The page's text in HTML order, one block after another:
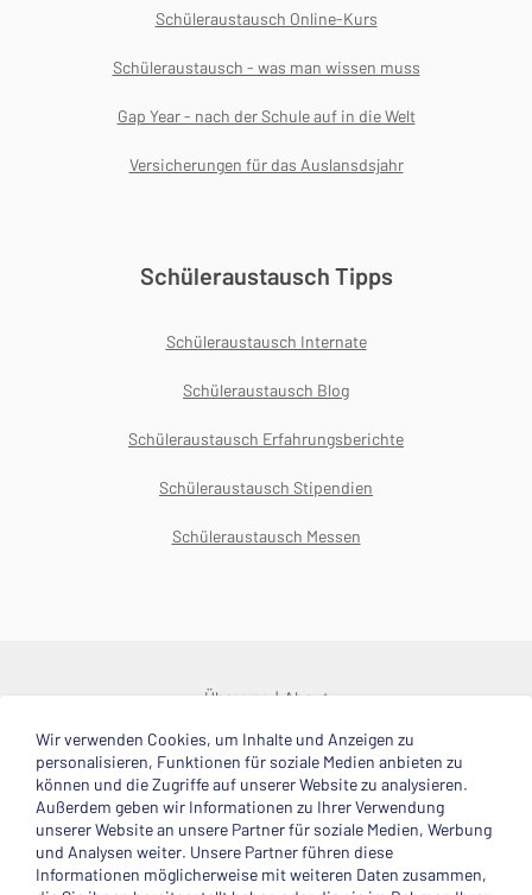
Schüleraustausch Online-Kurs
Schüleraustausch - was man wissen muss
Gap Year - nach der Schule auf in die Welt
Versicherungen für das Auslansdsjahr
Schüleraustausch Tipps
Schüleraustausch Internate
Schüleraustausch Blog
Schüleraustausch Erfahrungsberichte
Schüleraustausch Stipendien
Schüleraustausch Messen
Über uns About
© 2025 Deutsche Stiftung Völkerverständigung
Impressum Datenschutzerklärung Kontakt
Mitglied im
Wir verwenden Cookies, um Inhalte und Anzeigen zu
personalisieren, Funktionen für soziale Medien anbieten zu
können und die Zugriffe auf unserer Website zu analysieren.
Außerdem geben wir Informationen zu Ihrer Verwendung
unserer Website an unsere Partner für soziale Medien, Werbung
und Analysen weiter. Unsere Partner führen diese
Informationen möglicherweise mit weiteren Daten zusammen,